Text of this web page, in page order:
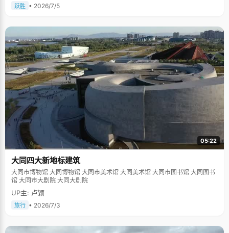
跃胜 • 2026/7/5
05:22
大同四大新地标建筑
大同市博物馆 大同博物馆 大同市美术馆 大同美术馆 大同市图书馆 大同图书
馆 大同市大剧院 大同大剧院
UP主: 卢颖
旅行 • 2026/7/3